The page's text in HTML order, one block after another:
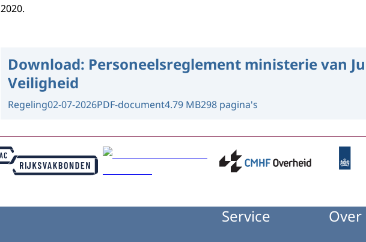
2020.
Download: Personeelsreglement ministerie van
Veiligheid
Regeling02-07-2026PDF-document4.79 MB298 pagina's
Service